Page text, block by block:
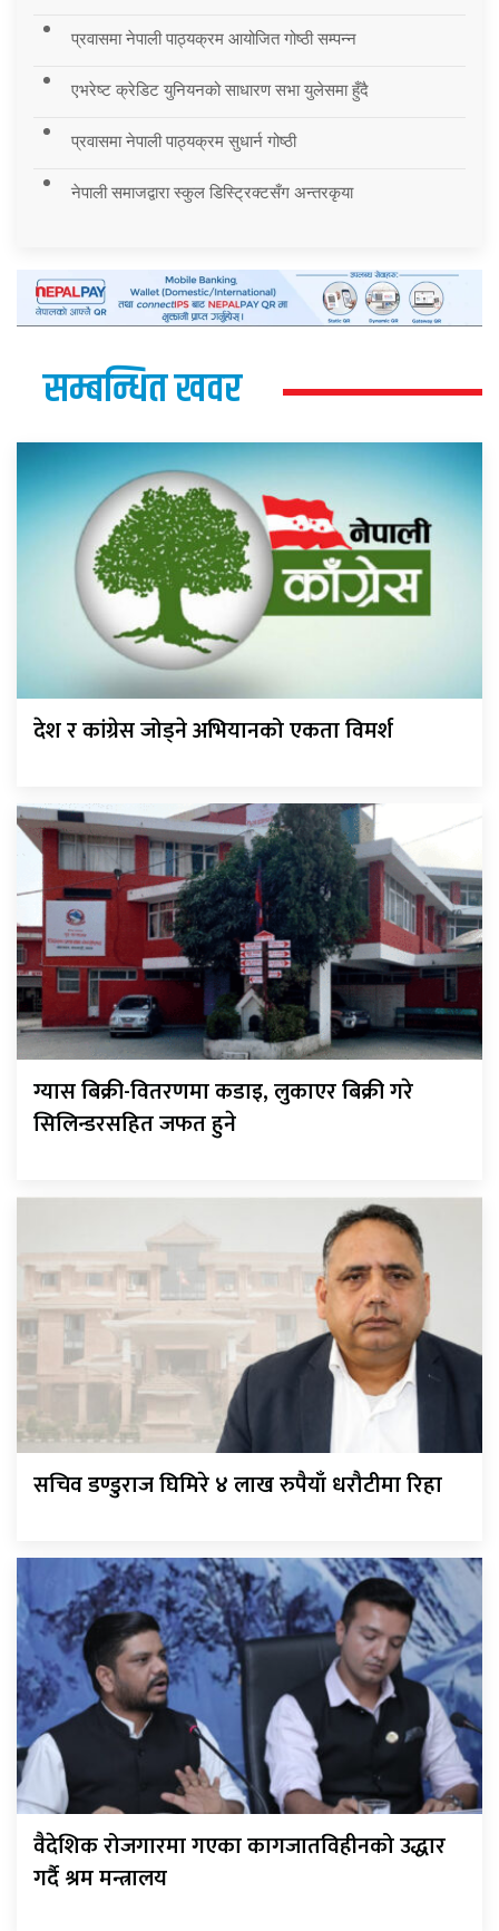
प्रवासमा नेपाली पाठ्यक्रम आयोजित गोष्ठी सम्पन्न
एभरेष्ट क्रेडिट युनियनको साधारण सभा युलेसमा हुँदै
प्रवासमा नेपाली पाठ्यक्रम सुधार्न गोष्ठी
नेपाली समाजद्वारा स्कुल डिस्ट्रिक्टसँग अन्तरकृया
सम्बन्धित खवर
देश र कांग्रेस जोड्ने अभियानको एकता विमर्श
ग्यास बिक्री-वितरणमा कडाइ, लुकाएर बिक्री गरे
सिलिन्डरसहित जफत हुने
सचिव डण्डुराज घिमिरे ४ लाख रुपैयाँ धरौटीमा रिहा
वैदेशिक रोजगारमा गएका कागजातविहीनको उद्धार
गर्दै श्रम मन्त्रालय